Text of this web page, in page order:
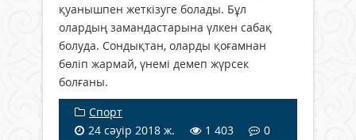
қуанышпен жеткізуге болады. Бұл
олардың замандастарына үлкен сабақ
болуда. Сондықтан, оларды қоғамнан
бөліп жармай, үнемі демеп жүрсек
болғаны.
Спорт
24 сәуір 2018 ж.
1 403 0